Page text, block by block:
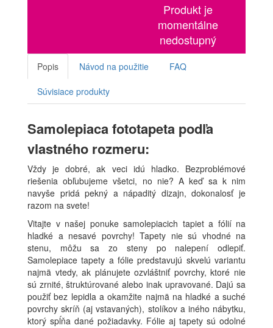
Produkt je
momentálne
nedostupný
Popis Návod na použitie FAQ
Súvisiace produkty
Samolepiaca fototapeta podľa
vlastného rozmeru:
Vždy je dobré, ak veci idú hladko. Bezproblémové
riešenia obľubujeme všetci, no nie? A keď sa k nim
navyše pridá pekný a nápaditý dizajn, dokonalosť je
razom na svete!
Vitajte v našej ponuke samolepiacich tapiet a fólií na
hladké a nesavé povrchy! Tapety nie sú vhodné na
stenu, môžu sa zo steny po nalepení odlepiť.
Samolepiace tapety a fólie predstavujú skvelú variantu
najmä vtedy, ak plánujete ozvláštniť povrchy, ktoré nie
sú zrnité, štruktúrované alebo inak upravované. Dajú sa
použiť bez lepidla a okamžite najmä na hladké a suché
povrchy skríň (aj vstavaných), stolíkov a iného nábytku,
ktorý spĺňa dané požiadavky. Fólie aj tapety sú odolné